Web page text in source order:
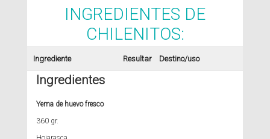
INGREDIENTES DE
CHILENITOS:
Ingrediente Resultar Destino/uso
Ingredientes
Yema de huevo fresco
360 gr.